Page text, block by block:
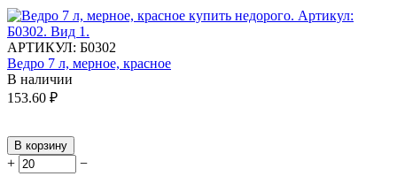
АРТИКУЛ: Б0302
Ведро 7 л, мерное, красное
В наличии
153.60 ₽
В корзину
+ −